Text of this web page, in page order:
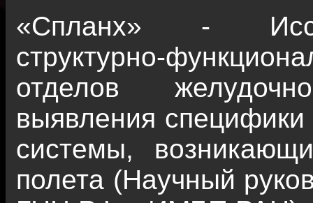
«Спланх» -
структурно-
отделов
выявления
системы,
полета (Научный